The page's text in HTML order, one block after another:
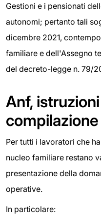
Gestioni e i pensionati
autonomi; pertanto tali
dicembre 2021,
familiare e dell'Assegno
del decreto-legge n. 79/
Anf,
compilazione
Per tutti i lavoratori che
nucleo familiare restano
presentazione della
operative.
In particolare: